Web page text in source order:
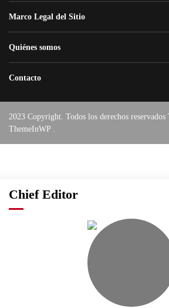
Marco Legal del Sitio
Quiénes somos
Contacto
2023 Copyright. Todos los derechos
ThemeInWP
Chief Editor